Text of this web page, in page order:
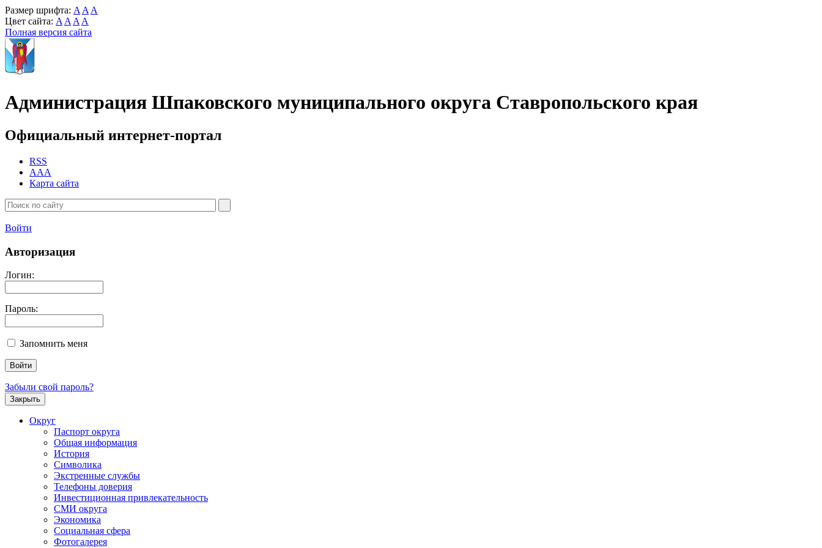
Размер шрифта: A A A
Цвет сайта: A A A A
Полная версия сайта
Администрация Шпаковского муниципального округа Ставропольского края
Официальный интернет-портал
RSS
AAA
Карта сайта
Войти
Авторизация
Логин:
Пароль:
Запомнить меня
Забыли свой пароль?
Закрыть
Округ
Паспорт округа
Общая информация
История
Символика
Экстренные службы
Телефоны доверия
Инвестиционная привлекательность
СМИ округа
Экономика
Социальная сфера
Фотогалерея